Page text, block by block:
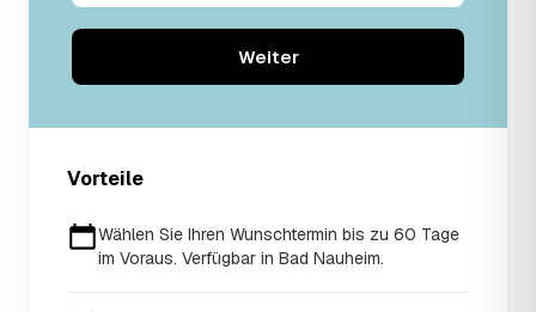
Weiter
Vorteile
Wählen Sie Ihren Wunschtermin bis zu 60 Tage
im Voraus. Verfügbar in Bad Nauheim.